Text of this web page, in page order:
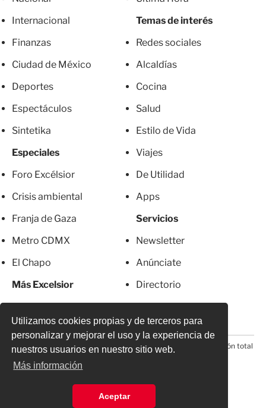
Utilizamos cookies propias y de terceros para
personalizar y mejorar el uso y la experiencia de
nuestros usuarios en nuestro sitio web.
Más información
Aceptar
Internacional
Finanzas
Ciudad de México
Deportes
Espectáculos
Sintetika
Especiales
Foro Excélsior
Crisis ambiental
Franja de Gaza
Metro CDMX
El Chapo
Más Excelsior
Temas de interés
Redes sociales
Alcaldías
Cocina
Salud
Estilo de Vida
Viajes
De Utilidad
Apps
Servicios
Newsletter
Anúnciate
Directorio
© 2026 Todos los derechos reservados. Prohibida la reproducción total
o parcial, incluyendo cualquier medio electrónico*